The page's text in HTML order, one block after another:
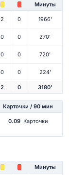
Минуты
2 0 1966'
0 0 270'
0 0 720'
0 0 224'
2 0 3180'
Карточки / 90 мин
0.09 Карточки
Минуты